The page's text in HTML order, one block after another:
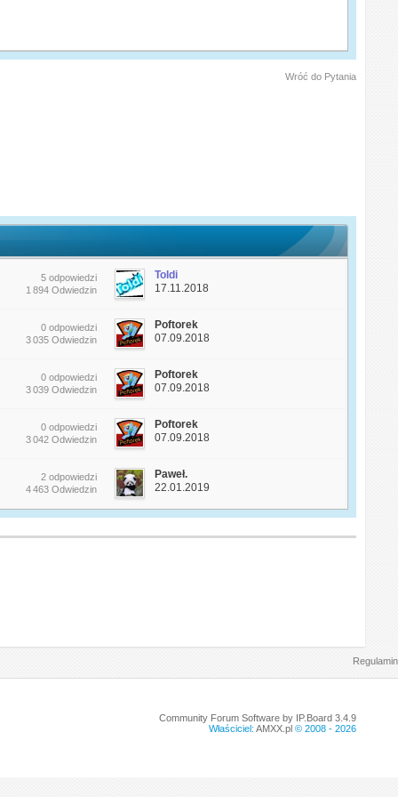
Wróć do Pytania
5 odpowiedzi
1 894 Odwiedzin
Toldi
17.11.2018
0 odpowiedzi
3 035 Odwiedzin
Poftorek
07.09.2018
0 odpowiedzi
3 039 Odwiedzin
Poftorek
07.09.2018
0 odpowiedzi
3 042 Odwiedzin
Poftorek
07.09.2018
2 odpowiedzi
4 463 Odwiedzin
Paweł.
22.01.2019
Regulamin
Community Forum Software by IP.Board 3.4.9
Właściciel: AMXX.pl© 2008 - 2026